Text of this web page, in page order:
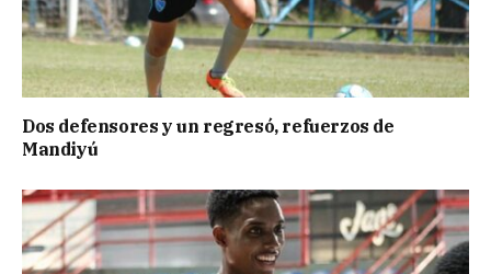
Dos defensores y un regresó, refuerzos de
Mandiyú